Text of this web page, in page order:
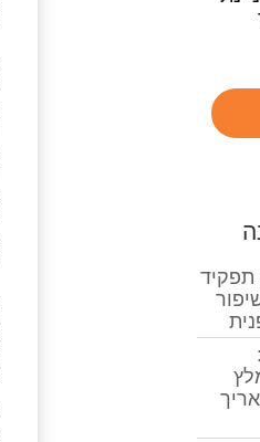
תפקיד